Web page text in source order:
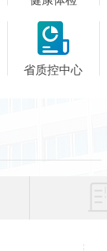

省质控中心